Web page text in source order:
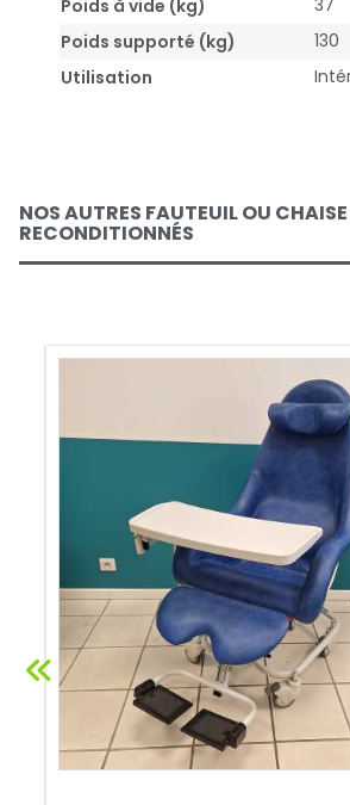
Poids à vide (kg)
37
Poids supporté (kg)
130
Utilisation
NOS AUTRES FAUTEUIL OU
RECONDITIONNÉS